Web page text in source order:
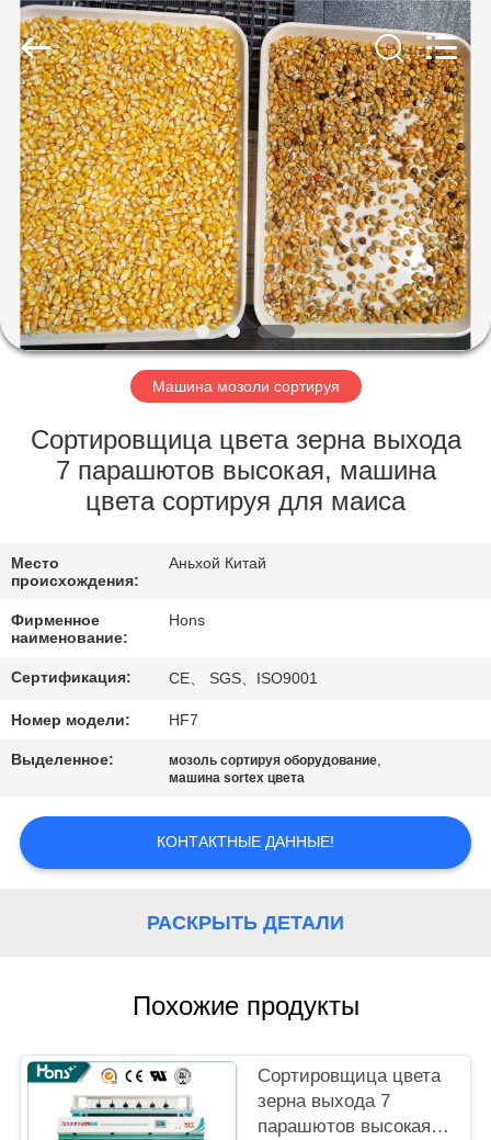
ДОМ
ПРОДУКТЫ
О
НАС
ПУТЕШЕСТВИЕ
ФАБРИКИ
ПРОВЕРКА
КАЧЕСТВА
СВЯЖИТЕСЬ
МЫ
СПРОСИТЕ
ЦИТАТУ
КАРТА
САЙТА
Hongshi
Optoelectronic
High-
tech
Co.,Ltd.
Rights
Reserved.
Машина мозоли сортируя
Сортировщица цвета зерна выхода
7 парашютов высокая, машина
цвета сортируя для маиса
Место
происхождения:
Аньхой Китай
Фирменное
наименование:
Hons
Сертификация: CE、 SGS、ISO9001
Номер модели: HF7
Выделенное: мозоль сортируя оборудование,
машина sortex цвета
КОНТАКТНЫЕ ДАННЫЕ!
РАСКРЫТЬ ДЕТАЛИ
Похожие продукты
Сортировщица цвета
зерна выхода 7
парашютов высокая,